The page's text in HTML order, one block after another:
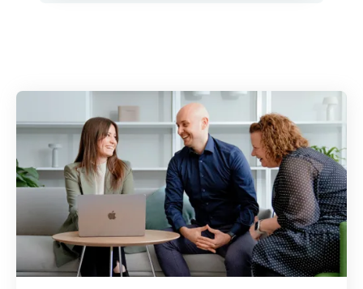
fortgeschrittenen soliden Tumoren untersucht.
Studieninformation